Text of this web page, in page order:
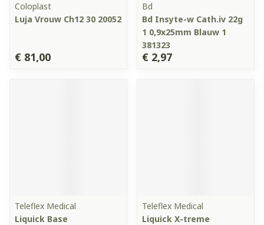
Coloplast
Luja Vrouw Ch12 30 20052
€ 81,00
Bd
Bd Insyte-w Cath.iv 22g
1 0,9x25mm Blauw 1
381323
€ 2,97
Teleflex Medical
Liquick Base
Teleflex Medical
Liquick X-treme